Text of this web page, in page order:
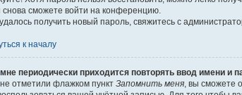
снова сможете войти на конференцию.
получить новый пароль, свяжитесь с
к началу
периодически приходится повторять ввод имени и
отметили флажком пункт Запомнить меня , вы сможете